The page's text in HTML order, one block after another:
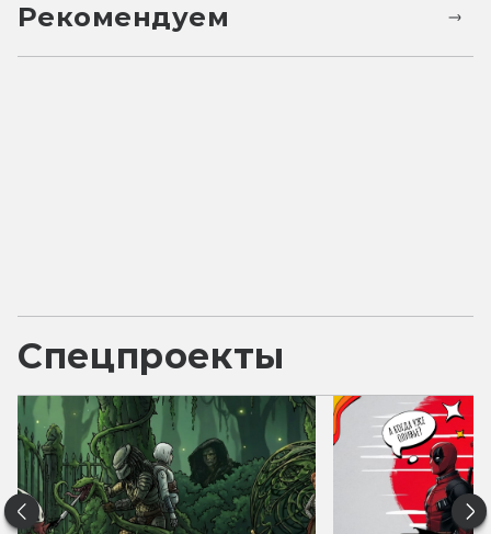
Рекомендуем
Спецпроекты